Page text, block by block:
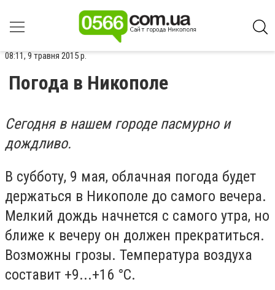
08:11, 9 травня 2015 р.
Погода в Никополе
Сегодня в нашем городе пасмурно и
дождливо.
В субботу, 9 мая, облачная погода будет
держаться в Никополе до самого вечера.
Мелкий дождь начнется с самого утра, но
ближе к вечеру он должен прекратиться.
Возможны грозы. Температура воздуха
составит +9...+16 °C.